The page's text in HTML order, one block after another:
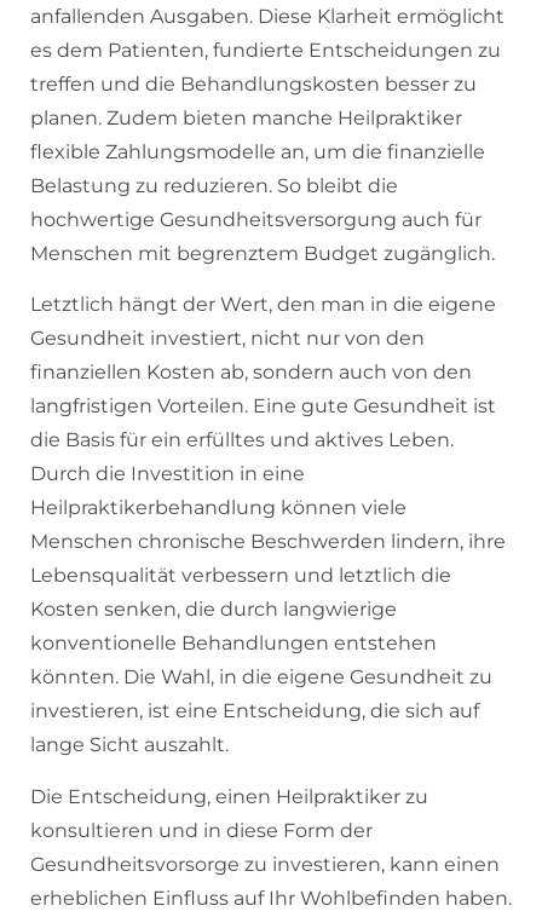
anfallenden Ausgaben. Diese Klarheit ermöglicht
es dem Patienten, fundierte Entscheidungen zu
treffen und die Behandlungskosten besser zu
planen. Zudem bieten manche Heilpraktiker
flexible Zahlungsmodelle an, um die finanzielle
Belastung zu reduzieren. So bleibt die
hochwertige Gesundheitsversorgung auch für
Menschen mit begrenztem Budget zugänglich.
Letztlich hängt der Wert, den man in die eigene
Gesundheit investiert, nicht nur von den
finanziellen Kosten ab, sondern auch von den
langfristigen Vorteilen. Eine gute Gesundheit ist
die Basis für ein erfülltes und aktives Leben.
Durch die Investition in eine
Heilpraktikerbehandlung können viele
Menschen chronische Beschwerden lindern, ihre
Lebensqualität verbessern und letztlich die
Kosten senken, die durch langwierige
konventionelle Behandlungen entstehen
könnten. Die Wahl, in die eigene Gesundheit zu
investieren, ist eine Entscheidung, die sich auf
lange Sicht auszahlt.
Die Entscheidung, einen Heilpraktiker zu
konsultieren und in diese Form der
Gesundheitsvorsorge zu investieren, kann einen
erheblichen Einfluss auf Ihr Wohlbefinden haben.